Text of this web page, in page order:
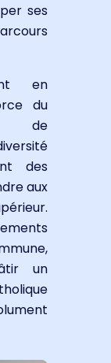
ses
en
du
de
des
aux
un